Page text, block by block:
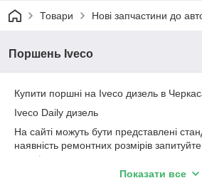
Товари Нові запчастини до
Поршень Iveco
Купити поршні на Iveco дизель в
Iveco Daily дизель
На сайті можуть бути представлені
наявність ремонтних розмірів
телефоном.
Поршні Goetze, Групи Kolbenschmidt,
Показати все